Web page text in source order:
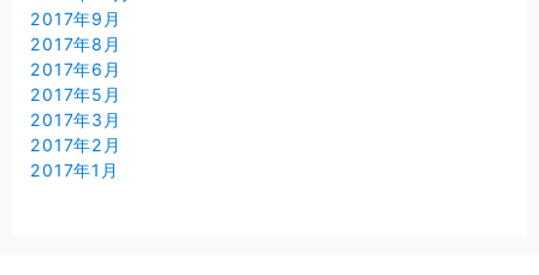
2017年9月
2017年8月
2017年6月
2017年5月
2017年3月
2017年2月
2017年1月